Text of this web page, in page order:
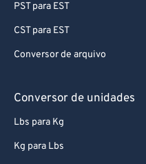
PST para EST
CST para EST
Conversor de arquivo
Conversor de unidades
Lbs para Kg
Kg para Lbs